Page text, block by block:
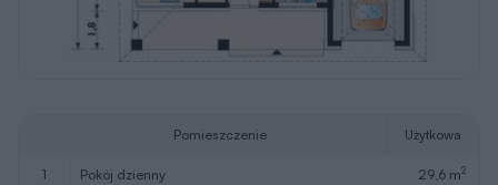
Pomieszczenie Użytkowa
1 pokój dzienny 29,6 m2